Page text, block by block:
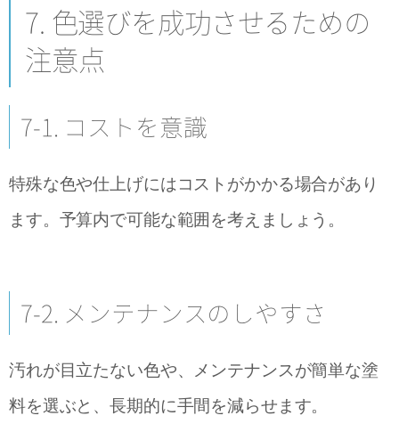
7. 色選びを成功させるための
注意点
7-1. コストを意識
特殊な色や仕上げにはコストがかかる場合があり
ます。予算内で可能な範囲を考えましょう。
7-2. メンテナンスのしやすさ
汚れが目立たない色や、メンテナンスが簡単な塗
料を選ぶと、長期的に手間を減らせます。